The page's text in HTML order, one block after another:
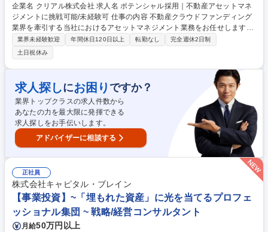
企業名 クリアル株式会社 求人名 ポテンシャル採用｜不動産アセットマネ
ジメントに挑戦可能/未経験可 仕事の内容 不動産クラウドファンディング
業界を牽引する当社におけるアセットマネジメント業務をお任せします。
ご担当頂く業務は、候補者の適性やご志向性を考慮して決定いたします。
※応募時点で希望がなくても構いません。 【お任せする業務例】 ■投資家
の資金を預かり、利益を生み出すための厳密なシナリオを描き、物件を取
得するアクイジション業務 ■取得した物件で具体的に利益を生み出す事業
計画（リーシング戦略等）立案、資金マネジメント、PM対応、投資家と
のセッション、売却計画立案等 など 募集職種 ポテンシャル採用｜不動産
アセットマネジメントに挑戦可能/未経験可
業界未経験歓迎 年間休日120日以上 転勤なし
完全週休2日制
土日祝休み
求人探しにお困り ですか？
業界トップクラスの求人件数から
あなたの力を最大限に発揮できる
求人探しをお手伝いします。
アドバイザーに相談する
正社員
株式会社キャピタル・ブレイン
【事業投資】~「埋もれた資産」に光を当てるプロフェ
ッショナル集団 ~ 戦略/経営コンサルタント
月給50万円以上